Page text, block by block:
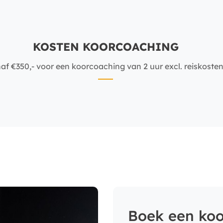
KOSTEN KOORCOACHING
€350,- voor een koorcoaching van 2 uur excl.
Boek een